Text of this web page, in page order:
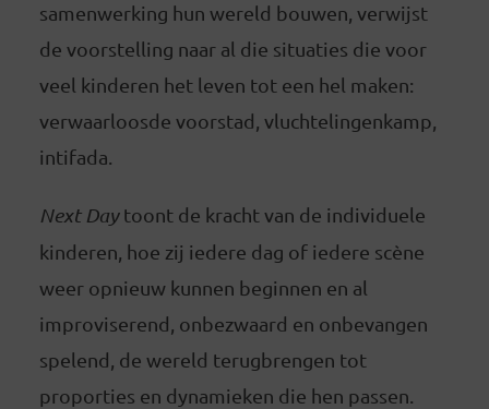
samenwerking hun wereld bouwen, verwijst
de voorstelling naar al die situaties die voor
veel kinderen het leven tot een hel maken:
verwaarloosde voorstad, vluchtelingenkamp,
intifada.
Next Daytoont de kracht van de individuele
kinderen, hoe zij iedere dag of iedere scène
weer opnieuw kunnen beginnen en al
improviserend, onbezwaard en onbevangen
spelend, de wereld terugbrengen tot
proporties en dynamieken die hen passen.